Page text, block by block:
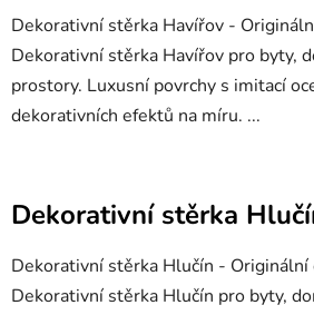
Dekorativní stěrka Havířov -
Dekorativní stěrka Havířov pro byty,
prostory. Luxusní povrchy s imitací
dekorativních efektů na míru. ...
Dekorativní stěrka
Dekorativní stěrka Hlučín -
Dekorativní stěrka Hlučín pro byty,